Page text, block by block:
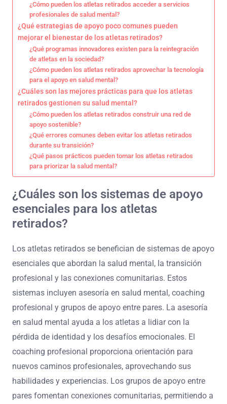
¿Cómo pueden los atletas retirados acceder a servicios
profesionales de salud mental?
¿Qué estrategias de apoyo poco comunes pueden
mejorar el bienestar de los atletas retirados?
¿Qué programas innovadores existen para la reintegración
de atletas en la sociedad?
¿Cómo pueden los atletas retirados aprovechar la tecnología
para el apoyo en salud mental?
¿Cuáles son las mejores prácticas para que los atletas
retirados gestionen su salud mental?
¿Cómo pueden los atletas retirados construir una red de
apoyo sostenible?
¿Qué errores comunes deben evitar los atletas retirados
durante su transición?
¿Qué pasos prácticos pueden tomar los atletas retirados
para priorizar la salud mental?
¿Cuáles son los sistemas de apoyo
esenciales para los atletas
retirados?
Los atletas retirados se benefician de sistemas de apoyo
esenciales que abordan la salud mental, la transición
profesional y las conexiones comunitarias. Estos
sistemas incluyen asesoría en salud mental, coaching
profesional y grupos de apoyo entre pares. La asesoría
en salud mental ayuda a los atletas a lidiar con la
pérdida de identidad y los desafíos emocionales. El
coaching profesional proporciona orientación para
nuevos caminos profesionales, aprovechando sus
habilidades y experiencias. Los grupos de apoyo entre
pares fomentan conexiones comunitarias, permitiendo a